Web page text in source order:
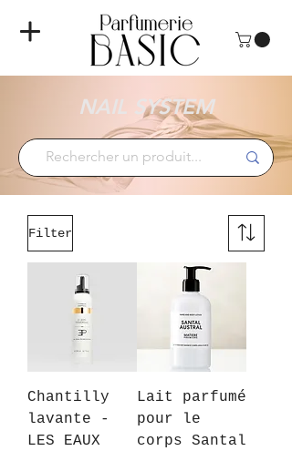
NAIL SYSTEM
Filter
Chantilly
lavante -
LES EAUX
Lait parfumé
pour le
corps Santal